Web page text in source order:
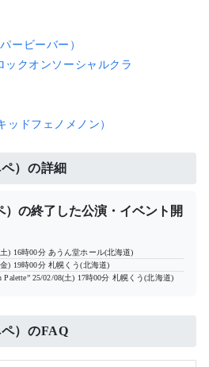
ービーバー）
クオンソーシャルクラ
ドフェノメノン）
）の詳細
）の終了した公演・イベント開
) 16時00分 あうん堂ホール(北海道)
) 19時00分 札幌くう(北海道)
Palette” 25/02/08(土) 17時00分 札幌くう(北海道)
）のFAQ